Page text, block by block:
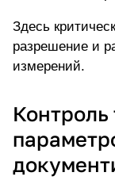
Здесь
разрешение и
измерений.
Контроль